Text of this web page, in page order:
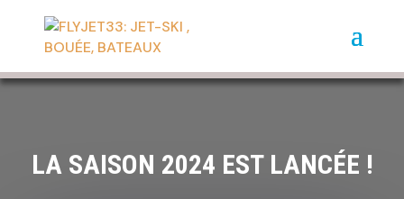
LA SAISON 2024 EST LANCÉE !